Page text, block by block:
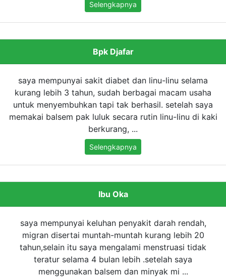
Selengkapnya
Bpk Djafar
saya mempunyai sakit diabet dan linu-linu selama
kurang lebih 3 tahun, sudah berbagai macam usaha
untuk menyembuhkan tapi tak berhasil. setelah saya
memakai balsem pak luluk secara rutin linu-linu di kaki
berkurang, ...
Selengkapnya
Ibu Oka
saya mempunyai keluhan penyakit darah rendah,
migran disertai muntah-muntah kurang lebih 20
tahun,selain itu saya mengalami menstruasi tidak
teratur selama 4 bulan lebih .setelah saya
menggunakan balsem dan minyak mi ...